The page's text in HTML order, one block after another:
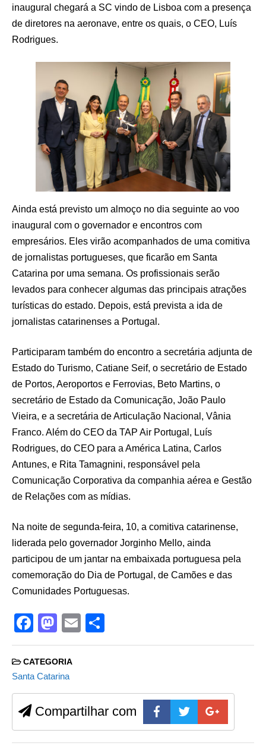
inaugural chegará a SC vindo de Lisboa com a presença
de diretores na aeronave, entre os quais, o CEO, Luís
Rodrigues.
Ainda está previsto um almoço no dia seguinte ao voo
inaugural com o governador e encontros com
empresários. Eles virão acompanhados de uma comitiva
de jornalistas portugueses, que ficarão em Santa
Catarina por uma semana. Os profissionais serão
levados para conhecer algumas das principais atrações
turísticas do estado. Depois, está prevista a ida de
jornalistas catarinenses a Portugal.
Participaram também do encontro a secretária adjunta de
Estado do Turismo, Catiane Seif, o secretário de Estado
de Portos, Aeroportos e Ferrovias, Beto Martins, o
secretário de Estado da Comunicação, João Paulo
Vieira, e a secretária de Articulação Nacional, Vânia
Franco. Além do CEO da TAP Air Portugal, Luís
Rodrigues, do CEO para a América Latina, Carlos
Antunes, e Rita Tamagnini, responsável pela
Comunicação Corporativa da companhia aérea e Gestão
de Relações com as mídias.
Na noite de segunda-feira, 10, a comitiva catarinense,
liderada pelo governador Jorginho Mello, ainda
participou de um jantar na embaixada portuguesa pela
comemoração do Dia de Portugal, de Camões e das
Comunidades Portuguesas.
F
a
c
e
b
o
o
M
a
st
o
d
o
n
E
m h
CATEGORIA
Santa Catarina
Compartilhar com